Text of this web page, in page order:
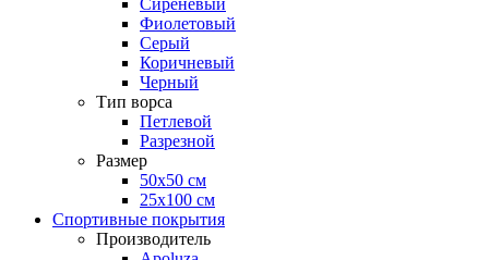
Сиреневый
Фиолетовый
Серый
Коричневый
Черный
Тип ворса
Петлевой
Разрезной
Размер
50х50 см
25х100 см
Спортивные покрытия
Производитель